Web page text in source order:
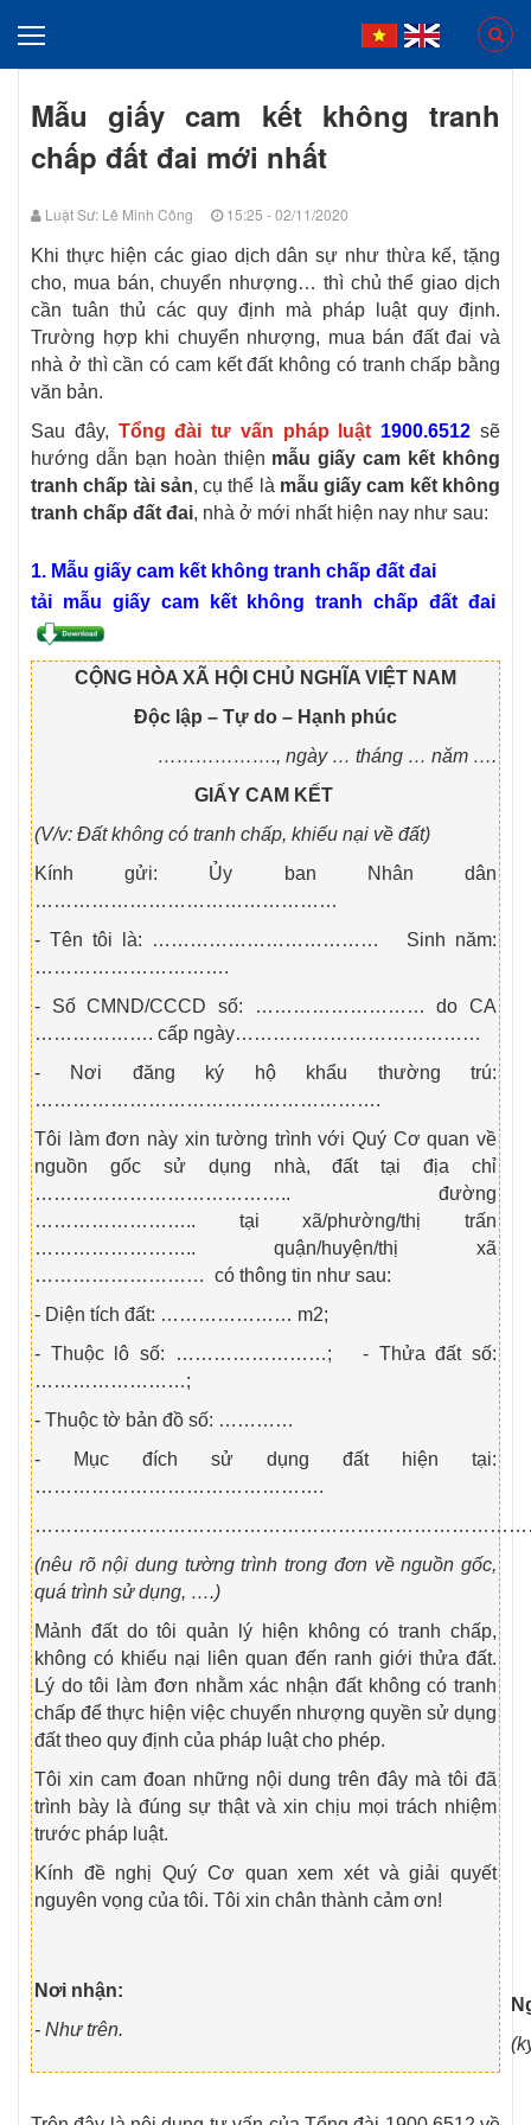
Mẫu giấy cam kết không tranh
chấp đất đai mới nhất
Luật Sư: Lê Minh Công 15:25 - 02/11/2020
Khi thực hiện các giao dịch dân sự như thừa kế, tặng
cho, mua bán, chuyển nhượng… thì chủ thể giao dịch
cần tuân thủ các quy định mà pháp luật quy định.
Trường hợp khi chuyển nhượng, mua bán đất đai và
nhà ở thì cần có cam kết đất không có tranh chấp bằng
văn bản.
Sau đây, Tổng đài tư vấn pháp luật 1900.6512 sẽ
hướng dẫn bạn hoàn thiện mẫu giấy cam kết không
tranh chấp tài sản, cụ thể là mẫu giấy cam kết không
tranh chấp đất đai, nhà ở mới nhất hiện nay như sau:
1. Mẫu giấy cam kết không tranh chấp đất đai
tải mẫu giấy cam kết không tranh chấp đất đai
CỘNG HÒA XÃ HỘI CHỦ NGHĨA VIỆT NAM
Độc lập – Tự do – Hạnh phúc
………………., ngày … tháng … năm ….
GIẤY CAM KẾT
(V/v: Đất không có tranh chấp, khiếu nại về đất)
Kính gửi: Ủy ban Nhân dân
…………………………………………
- Tên tôi là: ……………………………… Sinh năm:
………………………….
- Số CMND/CCCD số: ……………………… do CA
………………. cấp ngày…………………………………
- Nơi đăng ký hộ khẩu thường trú:
……………………………………………….
Tôi làm đơn này xin tường trình với Quý Cơ quan về
nguồn gốc sử dụng nhà, đất tại địa chỉ
………………………………….. đường
…………………….. tại xã/phường/thị trấn
…………………….. quận/huyện/thị xã
……………………… có thông tin như sau:
- Diện tích đất: ………………… m2;
- Thuộc lô số: ……………………; - Thửa đất số:
……………………;
- Thuộc tờ bản đồ số: …………
- Mục đích sử dụng đất hiện tại:
……………………………………….
(nêu rõ nội dung tường trình trong đơn về nguồn gốc,
quá trình sử dụng, ….)
Mảnh đất do tôi quản lý hiện không có tranh chấp,
không có khiếu nại liên quan đến ranh giới thửa đất.
Lý do tôi làm đơn nhằm xác nhận đất không có tranh
chấp để thực hiện việc chuyển nhượng quyền sử dụng
đất theo quy định của pháp luật cho phép.
Tôi xin cam đoan những nội dung trên đây mà tôi đã
trình bày là đúng sự thật và xin chịu mọi trách nhiệm
trước pháp luật.
Kính đề nghị Quý Cơ quan xem xét và giải quyết
nguyên vọng của tôi. Tôi xin chân thành cảm ơn!
Nơi nhận:
- Như trên.